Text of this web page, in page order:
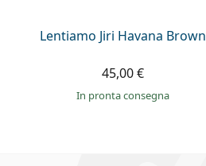
Lentiamo Jiri Havana Brown
45,00 €
in pronta consegna